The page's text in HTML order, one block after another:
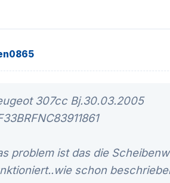
307cc Bj.30.03.2005
problem ist das die
schon